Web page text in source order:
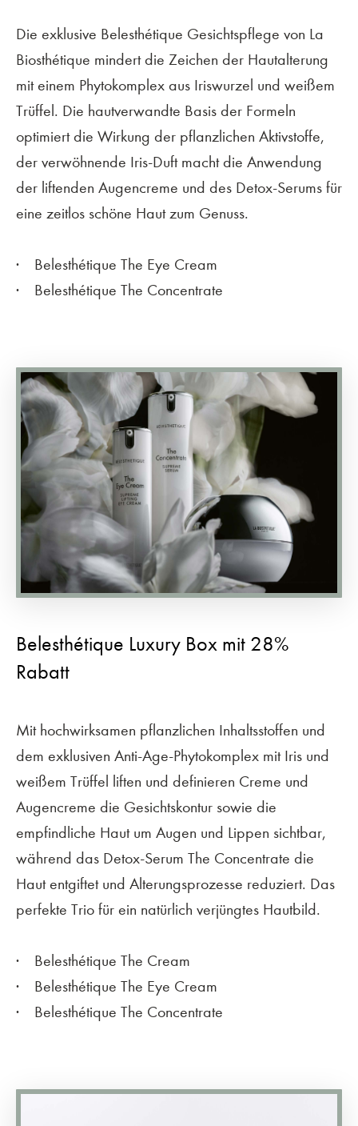
Die exklusive Belesthétique Gesichtspflege von La
Biosthétique mindert die Zeichen der Hautalterung
mit einem Phytokomplex aus Iriswurzel und weißem
Trüffel. Die hautverwandte Basis der Formeln
optimiert die Wirkung der pflanzlichen Aktivstoffe,
der verwöhnende Iris-Duft macht die Anwendung
der liftenden Augencreme und des Detox-Serums für
eine zeitlos schöne Haut zum Genuss.
Belesthétique The Eye Cream
Belesthétique The Concentrate
Belesthétique Luxury Box mit 28%
Rabatt
Mit hochwirksamen pflanzlichen Inhaltsstoffen und
dem exklusiven Anti-Age-Phytokomplex mit Iris und
weißem Trüffel liften und definieren Creme und
Augencreme die Gesichtskontur sowie die
empfindliche Haut um Augen und Lippen sichtbar,
während das Detox-Serum The Concentrate die
Haut entgiftet und Alterungsprozesse reduziert. Das
perfekte Trio für ein natürlich verjüngtes Hautbild.
Belesthétique The Cream
Belesthétique The Eye Cream
Belesthétique The Concentrate